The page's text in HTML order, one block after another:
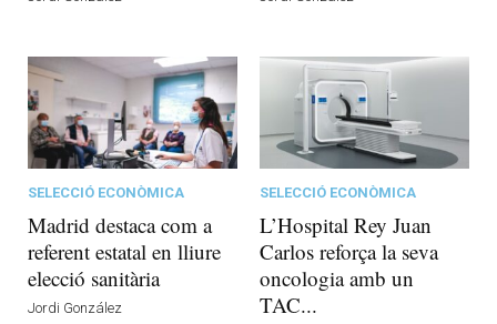
SELECCIÓ ECONÒMICA
Madrid destaca com a
referent estatal en lliure
elecció sanitària
Jordi González
SELECCIÓ ECONÒMICA
L’Hospital Rey Juan
Carlos reforça la seva
oncologia amb un
TAC...